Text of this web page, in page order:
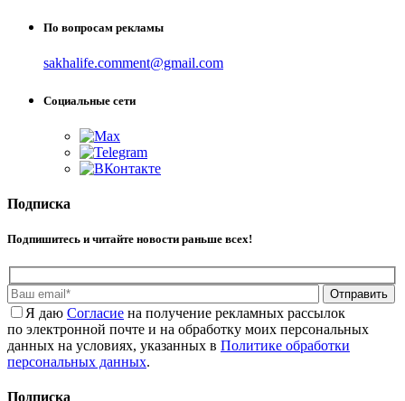
По вопросам рекламы
sakhalife.comment@gmail.com
Социальные сети
Подписка
Подпишитесь и читайте новости раньше всех!
Отправить
Я даю Cогласие на получение рекламных рассылок
по электронной почте и на обработку моих персональных
данных на условиях, указанных в Политике обработки
персональных данных.
Подписка